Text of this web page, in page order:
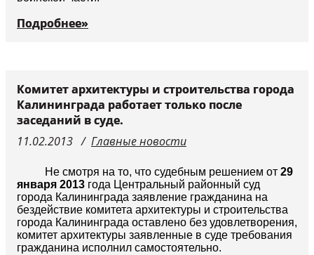
Подробнее»
Комитет архитектуры и строительства города
Калининграда работает только после
заседаний в суде.
11.02.2013
Главные новости
Не смотря на то, что судебным решением от 29
января 2013 года Центральный районный суд
города Калининграда заявление гражданина на
бездействие комитета архитектуры и строительства
города Калининграда оставлено без удовлетворения,
комитет архитектуры заявленные в суде требования
гражданина исполнил самостоятельно.